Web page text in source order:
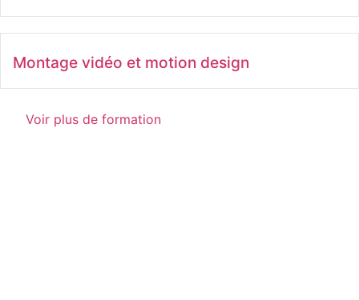
Montage vidéo et motion design
Voir plus de formation